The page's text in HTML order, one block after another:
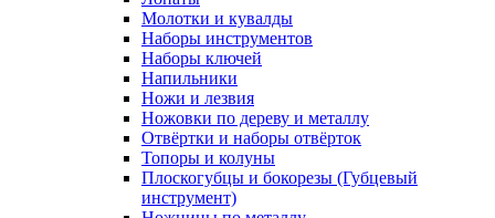
Молотки и кувалды
Наборы инструментов
Наборы ключей
Напильники
Ножи и лезвия
Ножовки по дереву и металлу
Отвёртки и наборы отвёрток
Топоры и колуны
Плоскогубцы и бокорезы (Губцевый
инструмент)